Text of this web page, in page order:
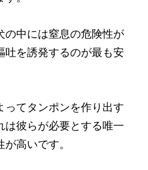
の中には窒息の危険性が
吐を誘発するのが最も安
ってタンポンを作り出す
は彼らが必要とする唯一
高いです。